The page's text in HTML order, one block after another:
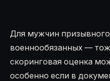
Для мужчин
военнообязанных —
скоринговая оценка
особенно если в